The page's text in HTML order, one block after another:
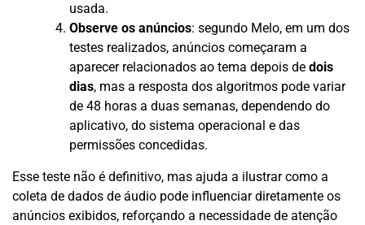
usada.
Observe os anúncios: segundo Melo, em um dos
testes realizados, anúncios começaram a
aparecer relacionados ao tema depois de dois
dias, mas a resposta dos algoritmos pode variar
de 48 horas a duas semanas, dependendo do
aplicativo, do sistema operacional e das
permissões concedidas.
Esse teste não é definitivo, mas ajuda a ilustrar como a
coleta de dados de áudio pode influenciar diretamente os
anúncios exibidos, reforçando a necessidade de atenção